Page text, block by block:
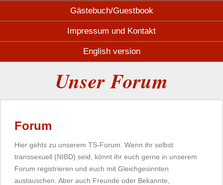
Gästebuch/Guestbook
Impressum und Kontakt
English version
Unser Forum
Forum
Hier gehts zu unserem TS-Forum. Wenn ihr selbst
transsexuell (NIBD) seid, könnt ihr euch gerne in unserem
Forum registrieren und euch mit Gleichgesinnten
austauschen. Aber auch Freunde oder Bekannte,